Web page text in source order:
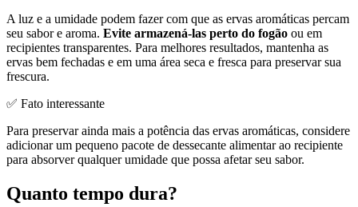
A luz e a umidade podem fazer com que as ervas aromáticas percam
seu sabor e aroma. Evite armazená-las perto do fogão ou em
recipientes transparentes. Para melhores resultados, mantenha as
ervas bem fechadas e em uma área seca e fresca para preservar sua
frescura.
✅ Fato interessante
Para preservar ainda mais a potência das ervas aromáticas, considere
adicionar um pequeno pacote de dessecante alimentar ao recipiente
para absorver qualquer umidade que possa afetar seu sabor.
Quanto tempo dura?